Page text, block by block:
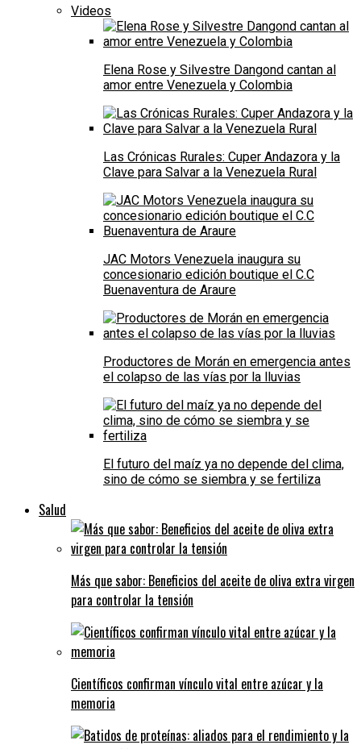
Videos
Elena Rose y Silvestre Dangond cantan al
amor entre Venezuela y Colombia
Las Crónicas Rurales: Cuper Andazora y la
Clave para Salvar a la Venezuela Rural
JAC Motors Venezuela inaugura su
concesionario edición boutique el C.C
Buenaventura de Araure
Productores de Morán en emergencia antes
el colapso de las vías por la lluvias
El futuro del maíz ya no depende del clima,
sino de cómo se siembra y se fertiliza
Salud
Más que sabor: Beneficios del aceite de oliva extra virgen
para controlar la tensión
Científicos confirman vínculo vital entre azúcar y la
memoria